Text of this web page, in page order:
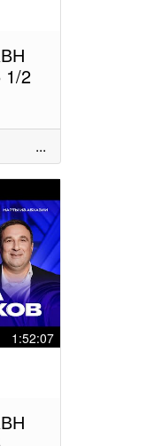
1/2
...
1:52:07